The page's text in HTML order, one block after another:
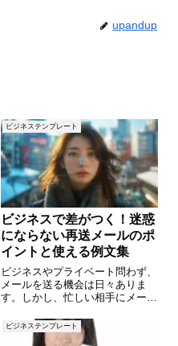
upandup
ビジネステンプレート
ビジネスで差がつく！迷惑
にならない再送メールのポ
イントと使える例文集
ビジネスやプライベート問わず、
メールを送る機会は日々ありま
す。しかし、忙しい相手にメール
ないことも少なくありません。そ
んなとき、「催促」するようで気
ビジネステンプレート